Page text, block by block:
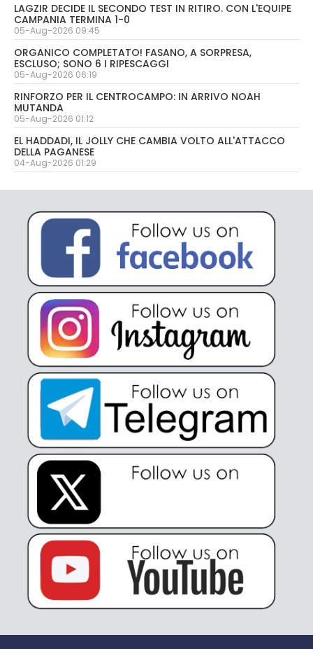
LAGZIR DECIDE IL SECONDO TEST IN RITIRO. CON L'EQUIPE
CAMPANIA TERMINA 1-0
05-Aug-2026 09:45
ORGANICO COMPLETATO! FASANO, A SORPRESA,
ESCLUSO; SONO 6 I RIPESCAGGI
05-Aug-2026 06:19
RINFORZO PER IL CENTROCAMPO: IN ARRIVO NOAH
MUTANDA
05-Aug-2026 01:12
EL HADDADI, IL JOLLY CHE CAMBIA VOLTO ALL'ATTACCO
DELLA PAGANESE
04-Aug-2026 01:29